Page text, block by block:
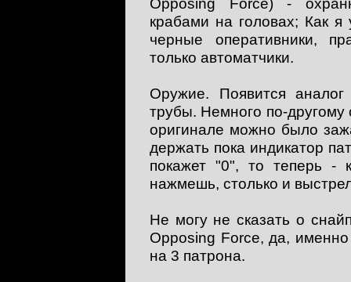
крабами на головах; Как
черные оперативники,
только автоматчики.
Оружие. Появится аналог
трубы. Немного по-другому
оригинале можно было
держать пока индикатор
покажет "0", то теперь -
нажмешь, столько и
Не могу не сказать о
Opposing Force, да,
на 3 патрона.